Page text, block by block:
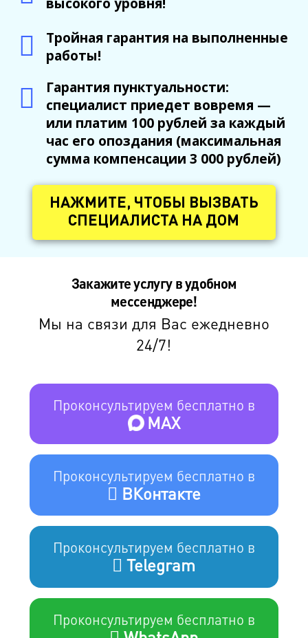
Тройная гарантия на выполненные
работы!
Гарантия пунктуальности:
специалист приедет вовремя —
или платим 100 рублей за каждый
час его опоздания (максимальная
сумма компенсации 3 000 рублей)
НАЖМИТЕ, ЧТОБЫ ВЫЗВАТЬ
СПЕЦИАЛИСТА НА ДОМ
Закажите услугу в удобном
мессенджере!
Мы на связи для Вас ежедневно
24/7!
Проконсультируем бесплатно в
MAX
Проконсультируем бесплатно в
ВКонтакте
Проконсультируем бесплатно в
Telegram
Проконсультируем бесплатно в